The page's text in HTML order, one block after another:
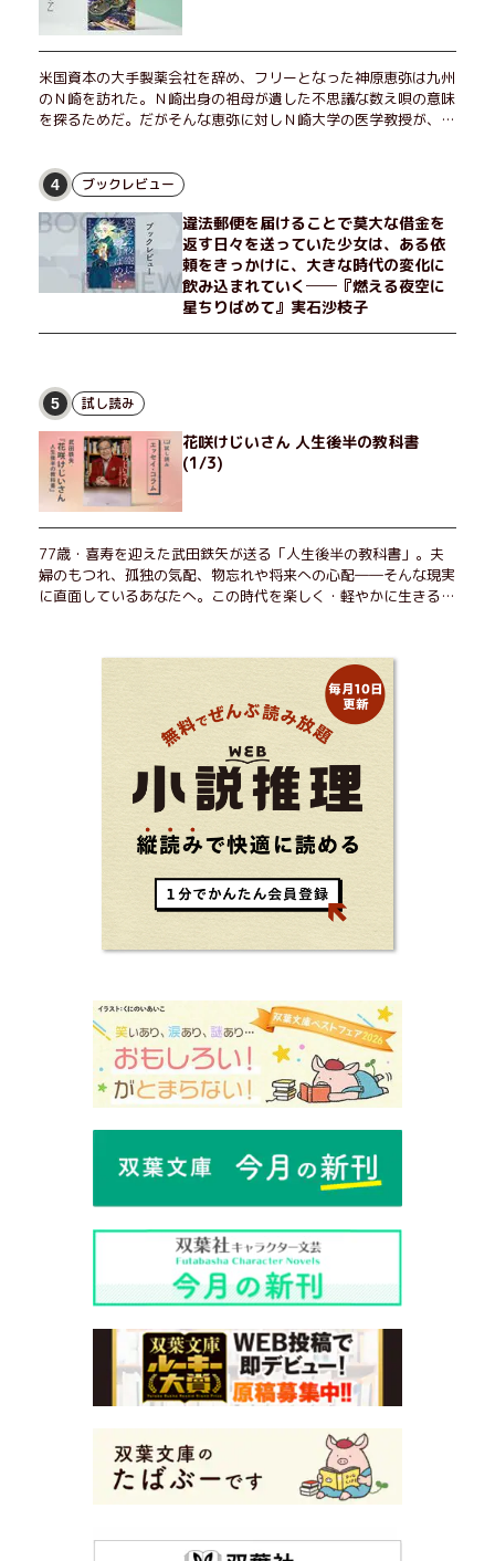
米国資本の大手製薬会社を辞め、フリーとなった神原恵弥は九州
のＮ崎を訪れた。Ｎ崎出身の祖母が遺した不思議な数え唄の意味
を探るためだ。だがそんな恵弥に対しＮ崎大学の医学教授が、米
恵弥は、まるで影のような存在の博士とまみえることはできるの
か？ そして、唄の歌詞「かたむくマリア」に込められた秘密と
は？ 謎めいたラストが鮮烈な余韻を残すシリーズ第四作！
4 ブックレビュー
違法郵便を届けることで莫大な借金を
返す日々を送っていた少女は、ある依
頼をきっかけに、大きな時代の変化に
飲み込まれていく──『燃える夜空に
星ちりばめて』実石沙枝子
5 試し読み
花咲けじいさん 人生後半の教科書
(1/3)
77歳・喜寿を迎えた武田鉄矢が送る「人生後半の教科書」。夫
婦のもつれ、孤独の気配、物忘れや将来への心配――そんな現実
に直面しているあなたへ。この時代を楽しく・軽やかに生きるヒ
ら！ 読むだけで前向きになれる一冊。